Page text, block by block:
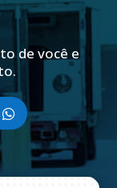
de você e